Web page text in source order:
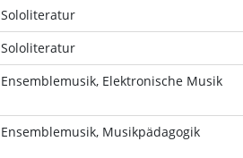
Sololiteratur
Sololiteratur
Ensemblemusik, Elektronische Musik
Ensemblemusik, Musikpädagogik